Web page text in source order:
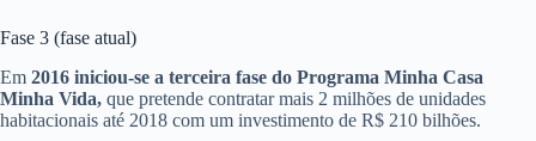
Fase 3 (fase atual)
Em 2016 iniciou-se a terceira fase do Programa Minha Casa
Minha Vida, que pretende contratar mais 2 milhões de unidades
habitacionais até 2018 com um investimento de R$ 210 bilhões.